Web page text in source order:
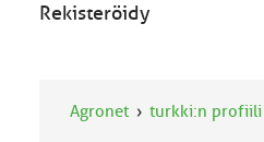
Rekisteröidy
Agronet turkki:n profiili